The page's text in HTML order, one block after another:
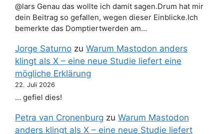
@lars Genau das wollte ich damit sagen.Drum hat mir
dein Beitrag so gefallen, wegen dieser Einblicke.Ich
bemerkte das Domptiertwerden am…
Jorge Saturno zu Warum Mastodon anders
klingt als X – eine neue Studie liefert eine
mögliche Erklärung
22. Juli 2026
… gefiel dies!
Petra van Cronenburg zu Warum Mastodon
anders klingt als X – eine neue Studie liefert